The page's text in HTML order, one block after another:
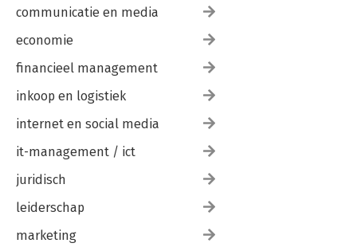
communicatie en media
economie
financieel management
inkoop en logistiek
internet en social media
it-management / ict
juridisch
leiderschap
marketing